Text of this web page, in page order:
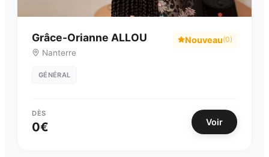
Grâce-Orianne ALLOU
Nanterre
Nouveau(0)
GÉNÉRAL
DÈS
0€ Voir